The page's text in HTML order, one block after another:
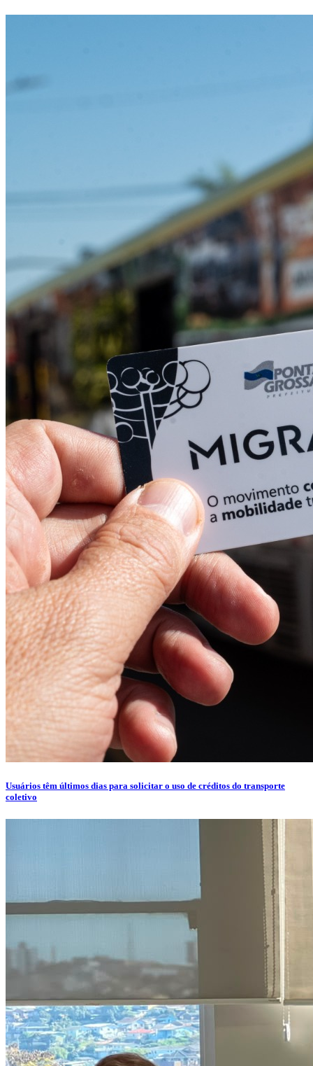
Usuários têm últimos dias para solicitar o uso de créditos do transporte
coletivo